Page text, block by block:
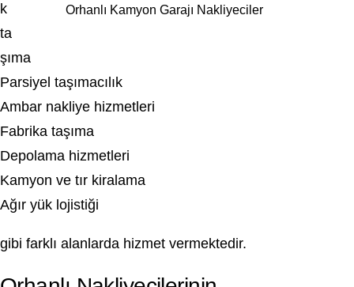
Orhanlı Kamyon Garajı Nakliyeciler
k
ta
şıma
Parsiyel taşımacılık
Ambar nakliye hizmetleri
Fabrika taşıma
Depolama hizmetleri
Kamyon ve tır kiralama
Ağır yük lojistiği
gibi farklı alanlarda hizmet vermektedir.